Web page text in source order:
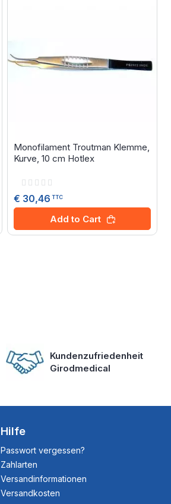
Monofilament Troutman Klemme,
Kurve, 10 cm Hotlex
Rating:
€ 30,46 TTC
Add to Cart
Kundenzufriedenheit
Girodmedical
Hilfe
Passwort vergessen?
Zahlarten
Versandinformationen
Versandkosten